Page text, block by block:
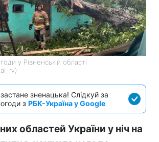
у Рівненській області
зненацька! Слідкуй за
з РБК-Україна у Google
областей України у ніч на